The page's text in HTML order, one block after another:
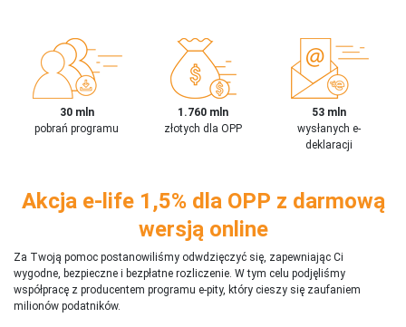
30 mln
pobrań programu
1.760 mln
złotych dla OPP
53 mln
wysłanych e-
deklaracji
Akcja e-life 1,5% dla OPP z darmową
wersją online
Za Twoją pomoc postanowiliśmy odwdzięczyć się, zapewniając Ci
wygodne, bezpieczne i bezpłatne rozliczenie. W tym celu podjęliśmy
współpracę z producentem programu e-pity, który cieszy się zaufaniem
milionów podatników.